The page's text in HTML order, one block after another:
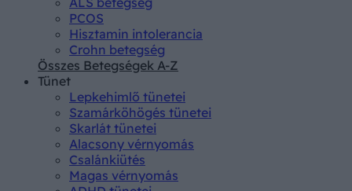
PCOS
Hisztamin intolerancia
Crohn betegség
Összes Betegségek A-Z
Tünet
Lepkehimlő tünetei
Szamárköhögés tünetei
Skarlát tünetei
Alacsony vérnyomás
Csalánkiütés
Magas vérnyomás